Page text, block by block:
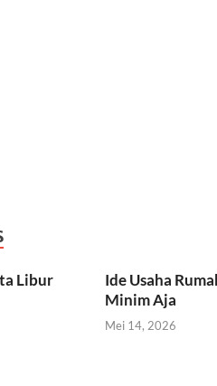
Libur
Ide Usaha
Minim Aja
Mei 14, 2026